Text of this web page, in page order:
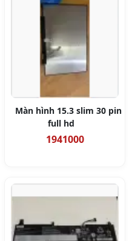
Màn hình 15.3 slim 30 pin
full hd
1941000